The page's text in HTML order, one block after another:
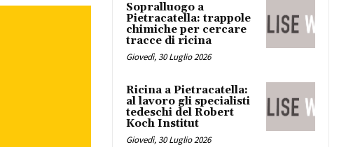
Sopralluogo a
Pietracatella: trappole
chimiche per cercare
tracce di ricina
Giovedì, 30 Luglio 2026
Ricina a Pietracatella:
al lavoro gli specialisti
tedeschi del Robert
Koch Institut
Giovedì, 30 Luglio 2026